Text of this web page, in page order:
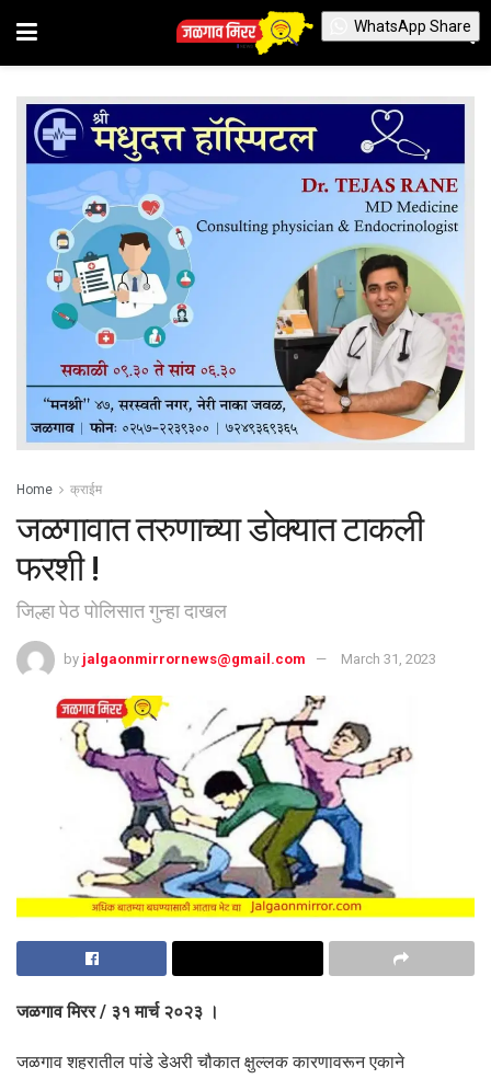
Home क्राईम
जळगावात तरुणाच्या डोक्यात टाकली
फरशी !
जिल्हा पेठ पोलिसात गुन्हा दाखल
by jalgaonmirrornews@gmail.com March 31, 2023
जळगाव मिरर / ३१ मार्च २०२३ ।
जळगाव शहरातील पांडे डेअरी चौकात क्षुल्लक कारणावरून एकाने
WhatsApp Share